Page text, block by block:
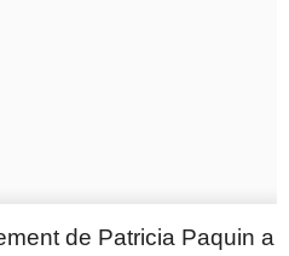
de Patricia Paquin a